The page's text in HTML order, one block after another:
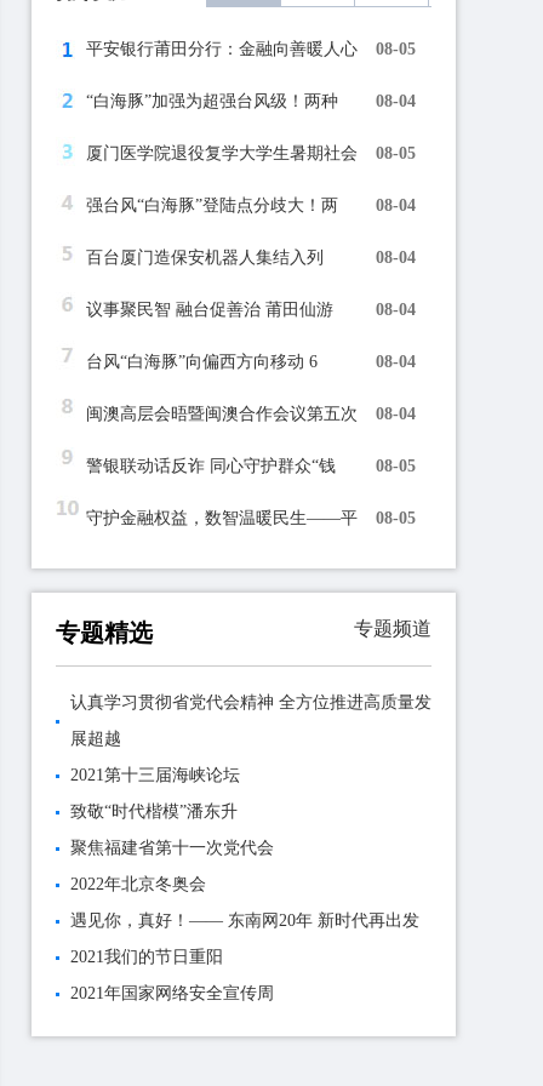
平安银行莆田分行：金融向善暖人心 08-05
“白海豚”加强为超强台风级！两种 08-04
厦门医学院退役复学大学生暑期社会 08-05
强台风“白海豚”登陆点分歧大！两 08-04
百台厦门造保安机器人集结入列 08-04
议事聚民智 融台促善治 莆田仙游 08-04
台风“白海豚”向偏西方向移动 6 08-04
闽澳高层会晤暨闽澳合作会议第五次 08-04
警银联动话反诈 同心守护群众“钱 08-05
守护金融权益，数智温暖民生——平 08-05
专题精选 专题频道
认真学习贯彻省党代会精神 全方位推进高质量发
展超越
2021第十三届海峡论坛
致敬“时代楷模”潘东升
聚焦福建省第十一次党代会
2022年北京冬奥会
遇见你，真好！—— 东南网20年 新时代再出发
2021我们的节日重阳
2021年国家网络安全宣传周